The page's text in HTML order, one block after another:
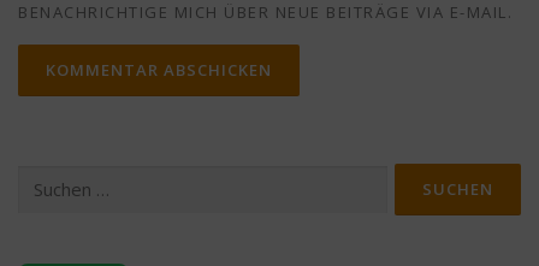
BENACHRICHTIGE MICH ÜBER NEUE BEITRÄGE VIA E-MAIL.
nach: